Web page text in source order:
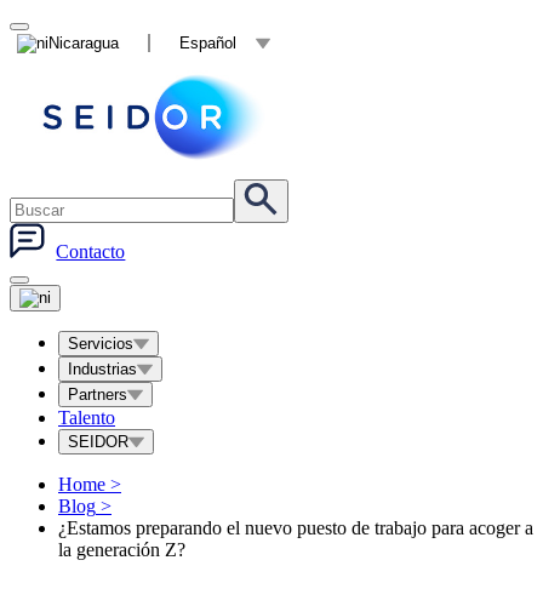
Nicaragua Español
Contacto
Servicios
Industrias
Partners
Talento
SEIDOR
Home >
Blog >
¿Estamos preparando el nuevo puesto de trabajo para acoger a
la generación Z?